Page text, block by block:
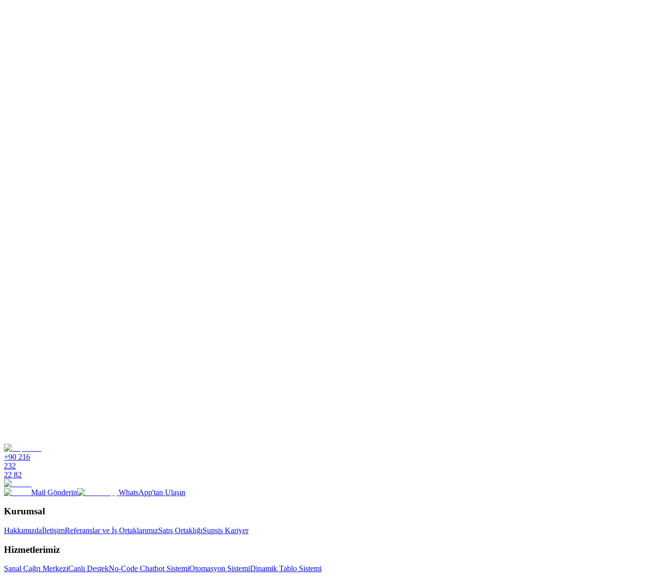
+90 216
232
22 82
Mail Gönderin WhatsApp'tan Ulaşın
Kurumsal
HakkımızdaİletişimReferanslar ve İş OrtaklarımızSatış OrtaklığıSupsis Kariyer
Hizmetlerimiz
Sanal Çağrı MerkeziCanlı DestekNo-Code Chatbot SistemiOtomasyon SistemiDinamik Tablo Sistemi